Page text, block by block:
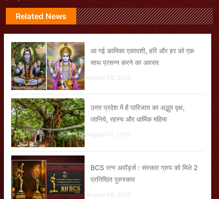
Related News
आ गई कामिका एकादशी, हरि और हर को एक
साथ प्रसन्न करने का अवसर
August 08, 2026
उत्तर प्रदेश में है पारिजात का अद्भुत वृक्ष,
जानिये, रहस्य और धार्मिक महिमा
August 07, 2026
BCS रत्न अवॉर्ड्स : संस्कार ग्रुप को मिले 2
प्रतिष्ठित पुरुस्कार
August 06, 2026